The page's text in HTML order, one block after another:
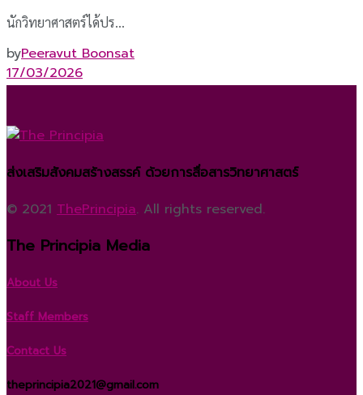
นักวิทยาศาสตร์ได้ปร...
byPeeravut Boonsat
17/03/2026
ส่งเสริมสังคมสร้างสรรค์ ด้วยการสื่อสารวิทยาศาสตร์
© 2021 ThePrincipia. All rights reserved.
The Principia Media
About Us
Staff Members
Contact Us
theprincipia2021@gmail.com